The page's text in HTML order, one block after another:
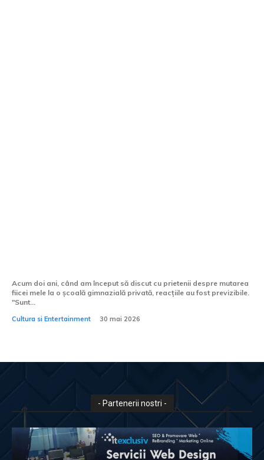
Acum doi ani, când am început să discut cu prietenii despre mutarea
fiicei mele la o școală gimnazială privată, reacțiile au fost previzibile.
"Sunt...
Cultura si Entertainment 30 mai 2026
- Partenerii nostri -